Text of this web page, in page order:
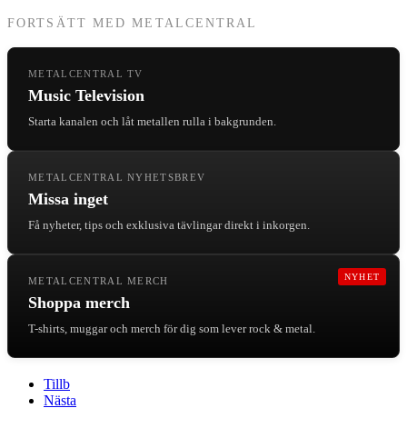
FORTSÄTT MED METALCENTRAL
METALCENTRAL TV
Music Television
Starta kanalen och låt metallen rulla i bakgrunden.
METALCENTRAL NYHETSBREV
Missa inget
Få nyheter, tips och exklusiva tävlingar direkt i inkorgen.
NYHET
METALCENTRAL MERCH
Shoppa merch
T-shirts, muggar och merch för dig som lever rock & metal.
Tillb
Nästa